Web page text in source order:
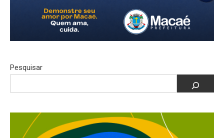
Pesquisar